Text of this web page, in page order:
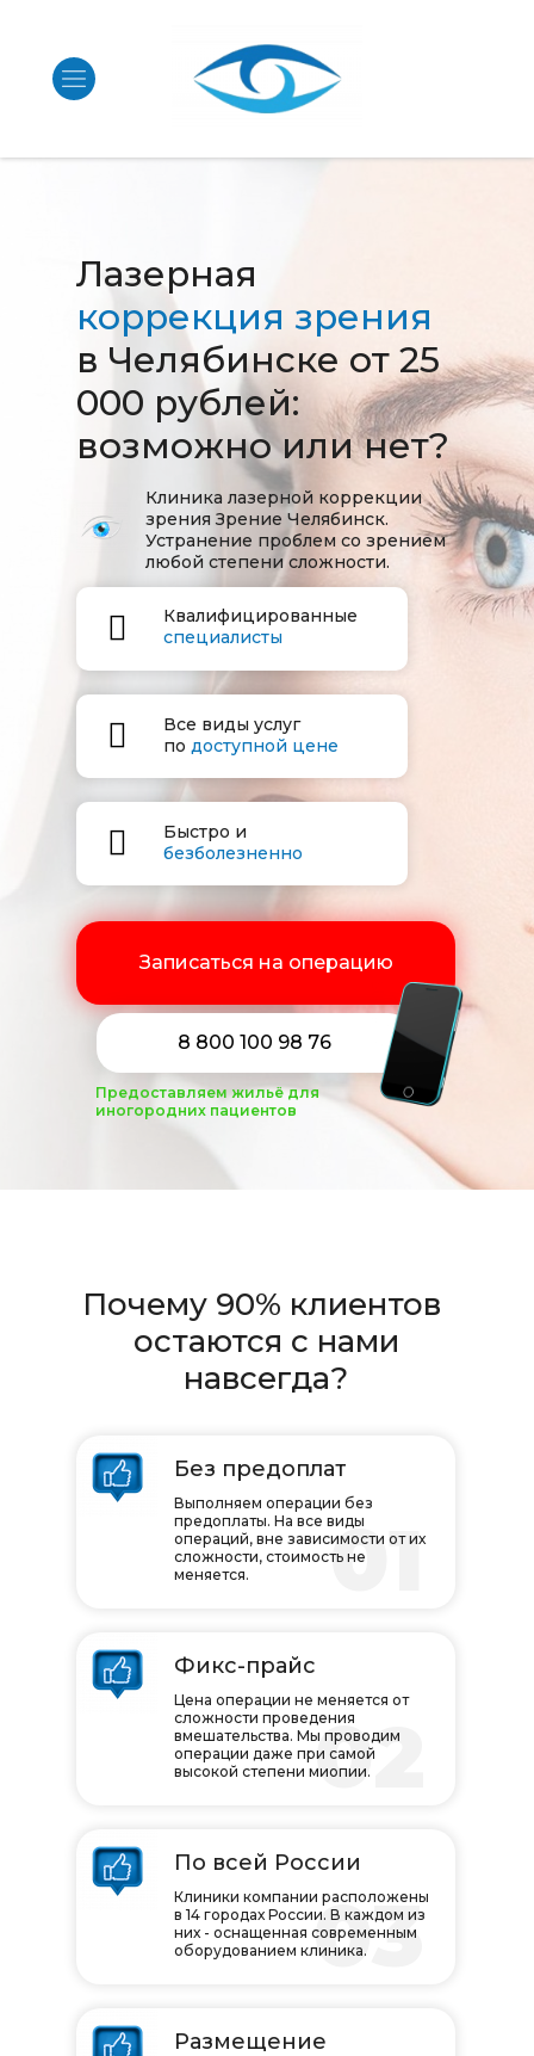
Лазерная
коррекция зрения
в Челябинске от 25
000 рублей:
возможно или нет?
Клиника лазерной коррекции
зрения Зрение Челябинск.
Устранение проблем со зрением
любой степени сложности.
Записаться на операцию
Квалифицированные
специалисты
Все виды услуг
по доступной цене
Быстро и
безболезненно
8 800 100 98 76
Предоставляем жильё для
иногородних пациентов
Почему 90% клиентов
остаются с нами
навсегда?
01
02
03
Без предоплат
Выполняем операции без
предоплаты. На все виды
операций, вне зависимости от их
сложности, стоимость не
меняется.
Фикс-прайс
По всей России
Размещение
Цена операции не меняется от
сложности проведения
вмешательства. Мы проводим
операции даже при самой
высокой степени миопии.
Клиники компании расположены
в 14 городах России. В каждом из
них - оснащенная современным
оборудованием клиника.